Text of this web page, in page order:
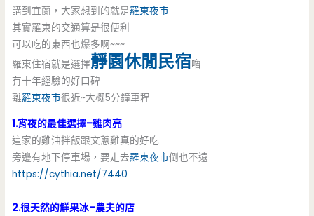
講到宜蘭，大家想到的就是羅東夜市
其實羅東的交通算是很便利
可以吃的東西也爆多啊~~~
羅東住宿就是選擇靜園休閒民宿嚕
有十年經驗的好口碑
離羅東夜市很近~大概5分鐘車程
1.宵夜的最佳選擇–雞肉亮
這家的雞油拌飯跟文蔥雞真的好吃
旁邊有地下停車場，要走去羅東夜市倒也不遠
https://cythia.net/7440
2.很天然的鮮果冰–農夫的店